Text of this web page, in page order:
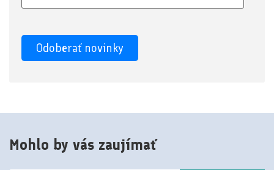
Mohlo by vás zaujímať